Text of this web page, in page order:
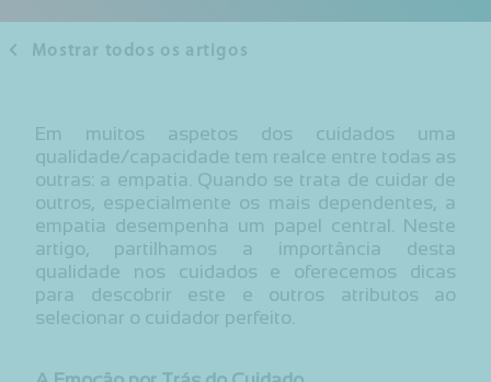
Mostrar todos os artigos
Em muitos aspetos dos cuidados uma
qualidade/capacidade tem realce entre todas as
outras: a empatia. Quando se trata de cuidar de
outros, especialmente os mais dependentes, a
empatia desempenha um papel central. Neste
artigo, partilhamos a importância desta
qualidade nos cuidados e oferecemos dicas
para descobrir este e outros atributos ao
selecionar o cuidador perfeito.